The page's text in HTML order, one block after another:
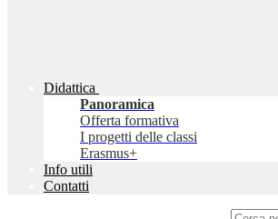
Didattica
Panoramica
Offerta formativa
I progetti delle classi
Erasmus+
Info utili
Contatti